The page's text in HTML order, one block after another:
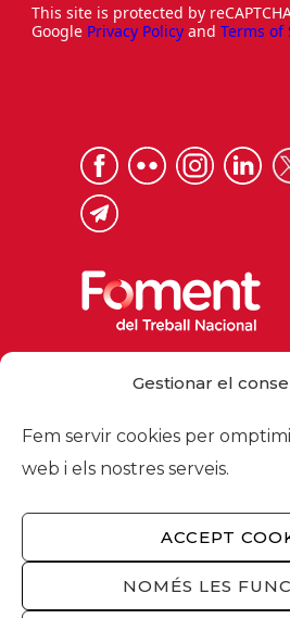
Gestionar el
Fem servir cookies per
web i els nostres serveis.
ACCEPT
NOMÉS LES
This site is protected by
Google Privacy Policy and Terms of
foment@foment.com
© 2026 - Foment del
Nosaltres